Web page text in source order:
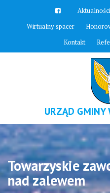
Wirtualny spacer
Kontakt
URZĄD GMINY
Towarzyskie
nad zalewem